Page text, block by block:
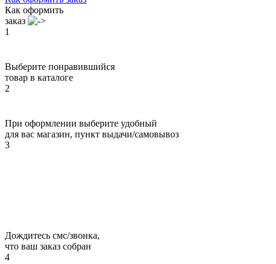
Как оформить
заказ
1
Выберите понравившийся
товар в каталоге
2
При оформлении выберите удобный
для вас магазин, пункт выдачи/самовывоз
3
Дождитесь смс/звонка,
что ваш заказ собран
4